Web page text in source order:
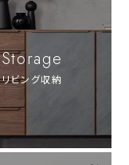
Storage
リビング収納